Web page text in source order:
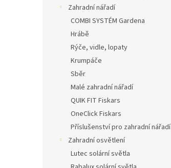
Zahradní nářadí
COMBI SYSTÉM Gardena
Hrábě
Rýče, vidle, lopaty
Krumpáče
Sběr
Malé zahradní nářadí
QUIK FIT Fiskars
OneClick Fiskars
Příslušenství pro zahradní nářadí
Zahradní osvětlení
Lutec solární světla